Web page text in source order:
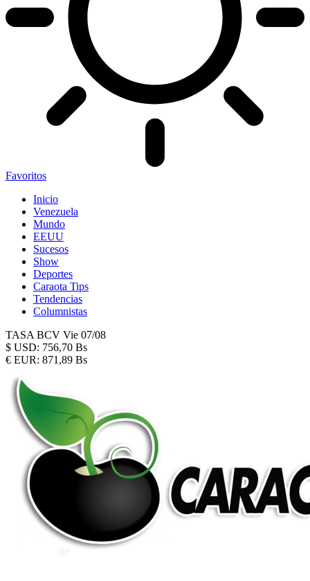
Favoritos
Inicio
Venezuela
Mundo
EEUU
Sucesos
Show
Deportes
Caraota Tips
Tendencias
Columnistas
TASA BCV Vie 07/08
$ USD: 756,70 Bs
€ EUR: 871,89 Bs